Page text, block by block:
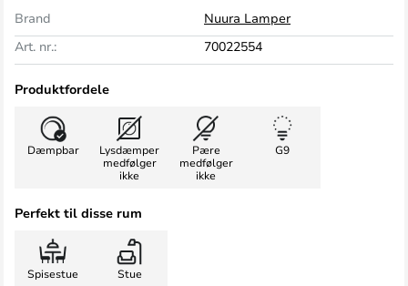
Brand
Nuura Lamper
Art. nr.:
70022554
Produktfordele
Dæmpbar
Lysdæmper
medfølger
ikke
Pære
medfølger
ikke
G9
Perfekt til disse rum
Spisestue Stue